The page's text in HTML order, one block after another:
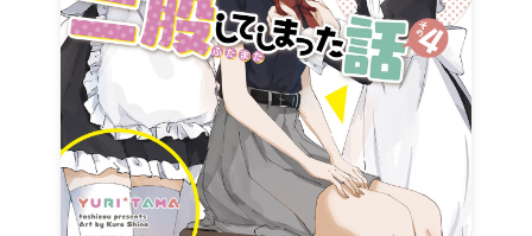
ロサージュノベルス
コミックガルド